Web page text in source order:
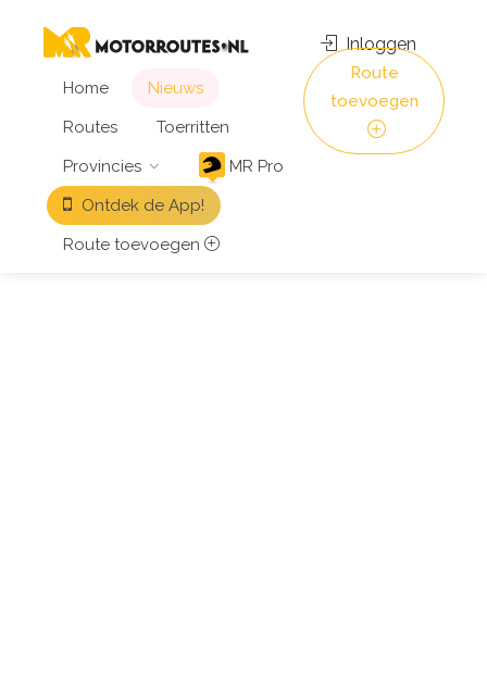
Home
Nieuws
Routes
Toerritten
Provincies
MR Pro
Ontdek de App!
Route toevoegen
Inloggen
Route
toevoegen